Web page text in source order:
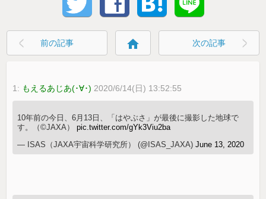
前の記事 home 次の記事
1: もえるあじあ(･∀･) 2020/6/14(日) 13:52:55
10年前の今日、6月13日、「はやぶさ」が最後に撮影した地球で
す。（©JAXA）pic.twitter.com/gYk3Viu2ba
— ISAS（JAXA宇宙科学研究所） (@ISAS_JAXA)June 13, 2020